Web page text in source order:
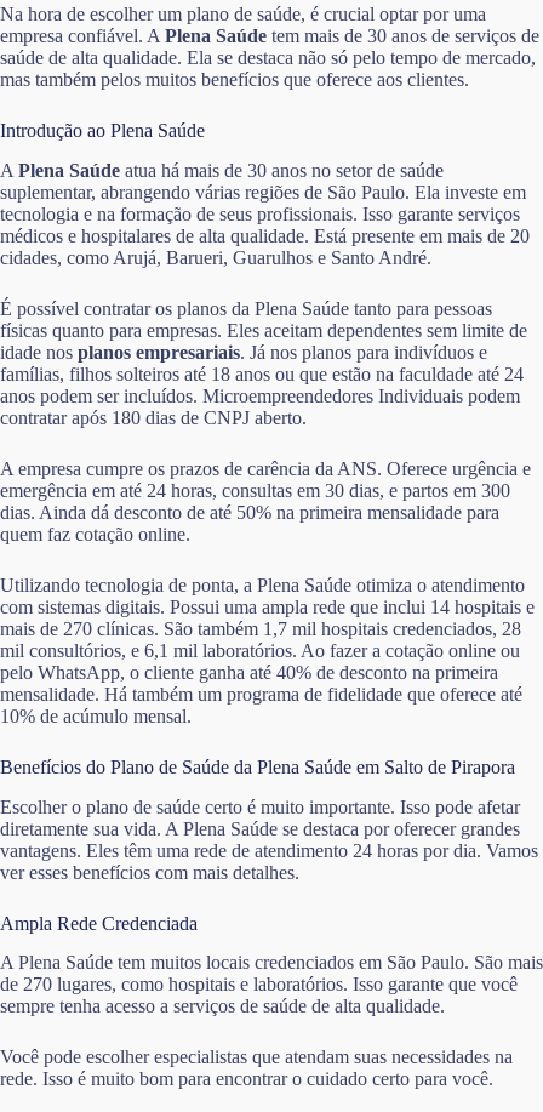
Na hora de escolher um plano de saúde, é crucial optar por uma
empresa confiável. A Plena Saúde tem mais de 30 anos de serviços de
saúde de alta qualidade. Ela se destaca não só pelo tempo de mercado,
mas também pelos muitos benefícios que oferece aos clientes.
Introdução ao Plena Saúde
A Plena Saúde atua há mais de 30 anos no setor de saúde
suplementar, abrangendo várias regiões de São Paulo. Ela investe em
tecnologia e na formação de seus profissionais. Isso garante serviços
médicos e hospitalares de alta qualidade. Está presente em mais de 20
cidades, como Arujá, Barueri, Guarulhos e Santo André.
É possível contratar os planos da Plena Saúde tanto para pessoas
físicas quanto para empresas. Eles aceitam dependentes sem limite de
idade nos planos empresariais. Já nos planos para indivíduos e
famílias, filhos solteiros até 18 anos ou que estão na faculdade até 24
anos podem ser incluídos. Microempreendedores Individuais podem
contratar após 180 dias de CNPJ aberto.
A empresa cumpre os prazos de carência da ANS. Oferece urgência e
emergência em até 24 horas, consultas em 30 dias, e partos em 300
dias. Ainda dá desconto de até 50% na primeira mensalidade para
quem faz cotação online.
Utilizando tecnologia de ponta, a Plena Saúde otimiza o atendimento
com sistemas digitais. Possui uma ampla rede que inclui 14 hospitais e
mais de 270 clínicas. São também 1,7 mil hospitais credenciados, 28
mil consultórios, e 6,1 mil laboratórios. Ao fazer a cotação online ou
pelo WhatsApp, o cliente ganha até 40% de desconto na primeira
mensalidade. Há também um programa de fidelidade que oferece até
10% de acúmulo mensal.
Benefícios do Plano de Saúde da Plena Saúde em Salto de Pirapora
Escolher o plano de saúde certo é muito importante. Isso pode afetar
diretamente sua vida. A Plena Saúde se destaca por oferecer grandes
vantagens. Eles têm uma rede de atendimento 24 horas por dia. Vamos
ver esses benefícios com mais detalhes.
Ampla Rede Credenciada
A Plena Saúde tem muitos locais credenciados em São Paulo. São mais
de 270 lugares, como hospitais e laboratórios. Isso garante que você
sempre tenha acesso a serviços de saúde de alta qualidade.
Você pode escolher especialistas que atendam suas necessidades na
rede. Isso é muito bom para encontrar o cuidado certo para você.